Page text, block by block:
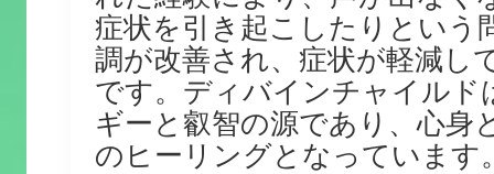
症状を引き起こしたりという
調が改善され、症状が軽減し
です。ディバインチャイル
ギーと叡智の源であり、心身
のヒーリングとなっています